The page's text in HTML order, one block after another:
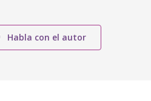
Habla con el autor